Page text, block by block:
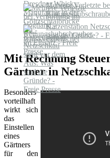
Mehrere Verletzte
Katzenstation
sind die Gründe? -
Mit Rechnung
Gärtner in
Besonders
vorteilhaft
wirkt sich
das
Einstellen
eines
Gärtners
für den